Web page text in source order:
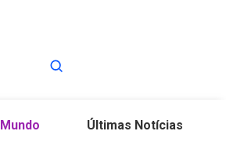
Mundo Últimas Notícias